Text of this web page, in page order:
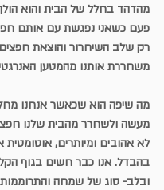
מהדהד בחלל של הבית והוא
פעם כשאני נפגשת עם אותם
רק שלב השיחרור והוצאת
משחררת אותנו מהמטען
מה שיפה הוא שכאשר אנחנו
מעשה ולשחרר מהבית שלנו
לא אהובים ומיותרים, אוטומטית
בהבדל. אנו כבר חשים בגוף
ובלב- סוג של שמחה